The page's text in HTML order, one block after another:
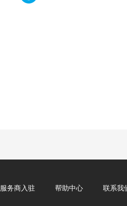
服务商入驻 帮助中心 联系我